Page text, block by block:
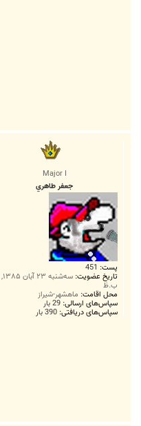
Major I
جعفر طاهري
پست: 451
تاریخ عضویت:
ب.ظ
محل اقامت: ماهشهر-شیراز
سپاس‌های ارسالی: 29 بار
سپاس‌های دریافتی: 390 بار